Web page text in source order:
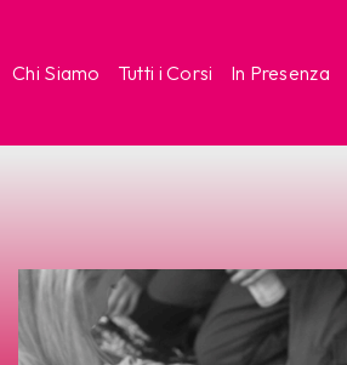
Chi Siamo Tutti i Corsi In Presenza